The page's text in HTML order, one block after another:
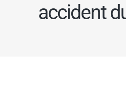
accident